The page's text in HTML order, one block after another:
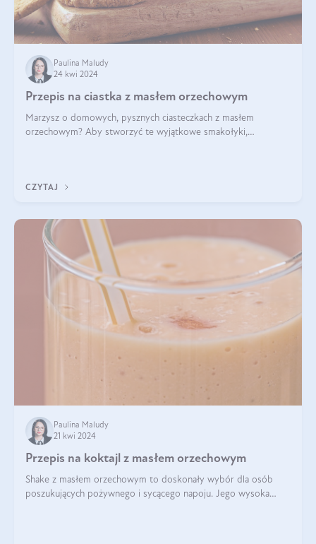
Paulina Maludy
24 kwi 2024
Przepis na ciastka z masłem orzechowym
Marzysz o domowych, pysznych ciasteczkach z masłem
orzechowym? Aby stworzyć te wyjątkowe smakołyki,
CZYTAJ
Paulina Maludy
21 kwi 2024
Przepis na koktajl z masłem orzechowym
Shake z masłem orzechowym to doskonały wybór dla osób
poszukujących pożywnego i sycącego napoju. Jego wysoka